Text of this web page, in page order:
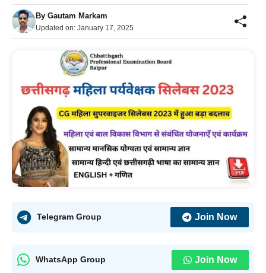
By Gautam Markam
Updated on: January 17, 2025
Telegram Group Join Now
WhatsApp Group Join Now